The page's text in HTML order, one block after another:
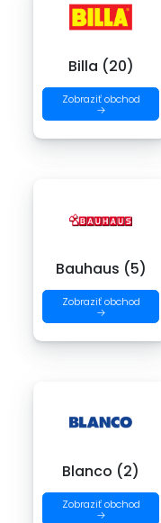
Billa (20)
Zobraziť obchod
→
Bauhaus (5)
Zobraziť obchod
→
Blanco (2)
Zobraziť obchod
→